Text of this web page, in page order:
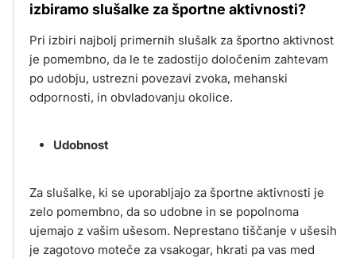
izbiramo slušalke za športne aktivnosti?
Pri izbiri najbolj primernih slušalk za športno aktivnost
je pomembno, da le te zadostijo določenim zahtevam
po udobju, ustrezni povezavi zvoka, mehanski
odpornosti, in obvladovanju okolice.
Udobnost
Za slušalke, ki se uporabljajo za športne aktivnosti je
zelo pomembno, da so udobne in se popolnoma
ujemajo z vašim ušesom. Neprestano tiščanje v ušesih
je zagotovo moteče za vsakogar, hkrati pa vas med